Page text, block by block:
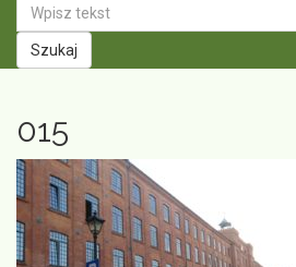
Szukaj
015